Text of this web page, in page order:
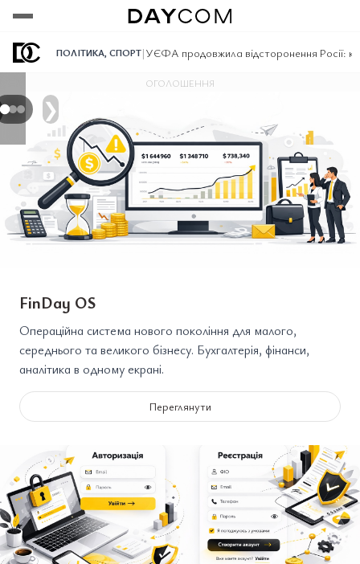
ПОЛІТИКА, СПОРТ|УЄФА продовжила відсторонення Росії:
❯
ОГОЛОШЕННЯ
FinDay OS
Операційна система нового покоління для малого,
середнього та великого бізнесу. Бухгалтерія, фінанси,
аналітика в одному екрані.
Переглянути